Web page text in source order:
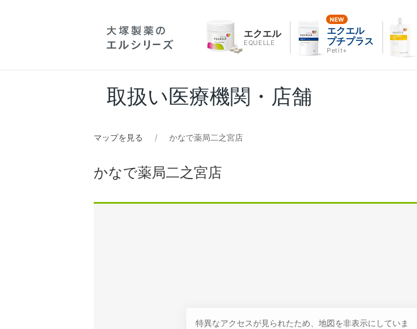
エクエル
EQUELLE
エクエル
プチプラス
Petit+
取扱い医療機関・店舗
マップを見る かなで薬局二之宮店
かなで薬局二之宮店
特異なアクセスが見られたため、地図を非表示にしていま